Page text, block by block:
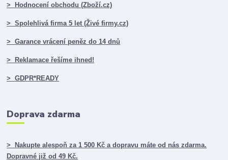
> Hodnocení obchodu (Zboží.cz)
> Spolehlivá firma 5 let (Živé firmy.cz)
> Garance vrácení peněz do 14 dnů
> Reklamace řešíme ihned!
> GDPR*READY
Doprava zdarma
> Nakupte alespoň za 1 500 Kč a dopravu máte od nás zdarma.
Dopravné již od 49 Kč.